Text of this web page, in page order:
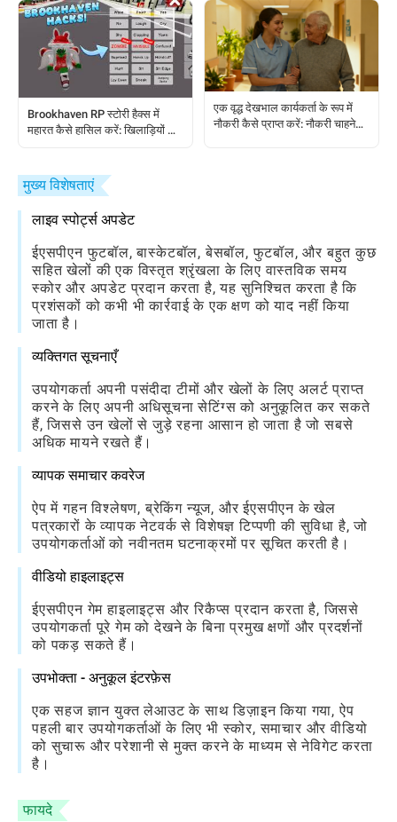
Brookhaven RP स्टोरी हैक्स में
महारत कैसे हासिल करें: खिलाड़ियों के
एक वृद्ध देखभाल कार्यकर्ता के रूप में
नौकरी कैसे प्राप्त करें: नौकरी चाहने
मुख्य विशेषताएं
लाइव स्पोर्ट्स अपडेट
ईएसपीएन फुटबॉल, बास्केटबॉल, बेसबॉल, फुटबॉल, और बहुत कुछ
सहित खेलों की एक विस्तृत श्रृंखला के लिए वास्तविक समय
स्कोर और अपडेट प्रदान करता है, यह सुनिश्चित करता है कि
प्रशंसकों को कभी भी कार्रवाई के एक क्षण को याद नहीं किया
जाता है।
व्यक्तिगत सूचनाएँ
उपयोगकर्ता अपनी पसंदीदा टीमों और खेलों के लिए अलर्ट प्राप्त
करने के लिए अपनी अधिसूचना सेटिंग्स को अनुकूलित कर सकते
हैं, जिससे उन खेलों से जुड़े रहना आसान हो जाता है जो सबसे
अधिक मायने रखते हैं।
व्यापक समाचार कवरेज
ऐप में गहन विश्लेषण, ब्रेकिंग न्यूज, और ईएसपीएन के खेल
पत्रकारों के व्यापक नेटवर्क से विशेषज्ञ टिप्पणी की सुविधा है, जो
उपयोगकर्ताओं को नवीनतम घटनाक्रमों पर सूचित करती है।
वीडियो हाइलाइट्स
ईएसपीएन गेम हाइलाइट्स और रिकैप्स प्रदान करता है, जिससे
उपयोगकर्ता पूरे गेम को देखने के बिना प्रमुख क्षणों और प्रदर्शनों
को पकड़ सकते हैं।
उपभोक्ता - अनुकूल इंटरफ़ेस
एक सहज ज्ञान युक्त लेआउट के साथ डिज़ाइन किया गया, ऐप
पहली बार उपयोगकर्ताओं के लिए भी स्कोर, समाचार और वीडियो
को सुचारू और परेशानी से मुक्त करने के माध्यम से नेविगेट करता
है।
फायदे